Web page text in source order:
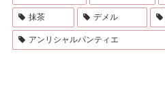
抹茶 デメル
アンリシャルパンティエ